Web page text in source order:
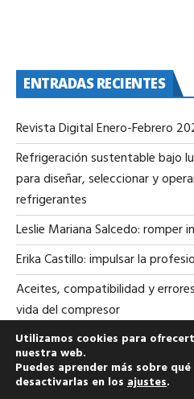
ENTRADAS RECIENTES
Revista Digital Enero-Febrero
Refrigeración sustentable bajo
para diseñar, seleccionar y
refrigerantes
Leslie Mariana Salcedo: romper
Erika Castillo: impulsar la
Aceites, compatibilidad y
vida del compresor
Utilizamos cookies para
nuestra web.
Puedes aprender más sobre
desactivarlas en los ajustes.